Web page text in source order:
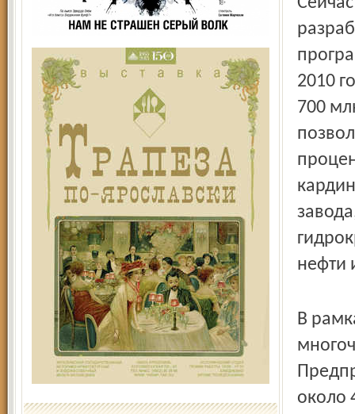
2010
700
нефти
В
около